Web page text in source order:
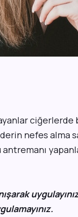
ciğerlerde
nefes alma
antremanı